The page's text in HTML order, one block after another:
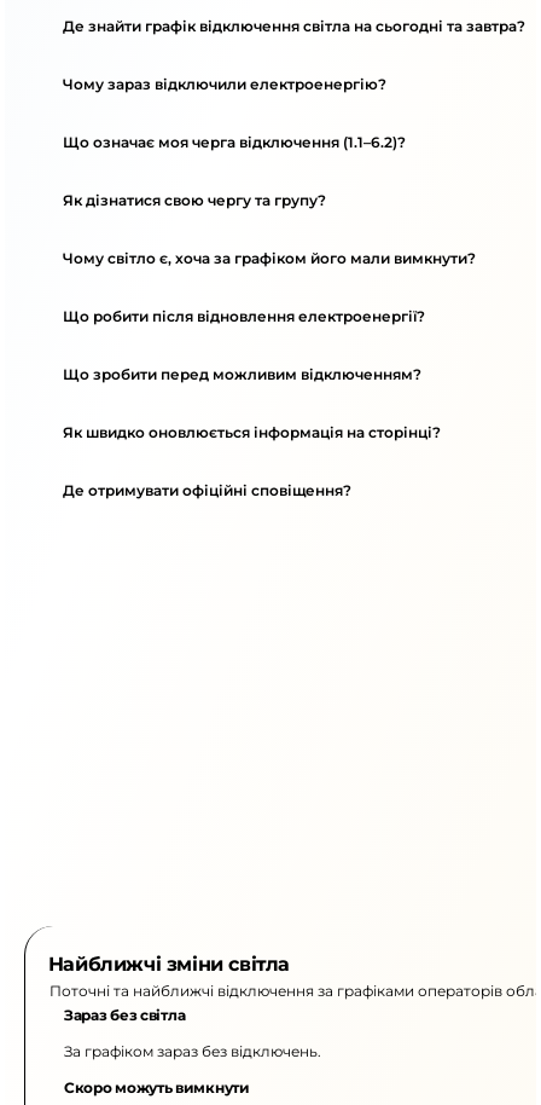
Де знайти графік відключення світла на сьогодні та завтра?
Чому зараз відключили електроенергію?
Що означає моя черга відключення (1.1–6.2)?
Як дізнатися свою чергу та групу?
Чому світло є, хоча за графіком його мали вимкнути?
Що робити після відновлення електроенергії?
Що зробити перед можливим відключенням?
Як швидко оновлюється інформація на сторінці?
Де отримувати офіційні сповіщення?
Найближчі зміни світла
Поточні та найближчі відключення за графіками операторів
Зараз без світла
За графіком зараз без відключень.
Скоро можуть вимкнути